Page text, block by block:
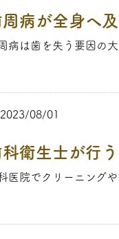
周病が全身へ
病は歯を失う要因の
2023/08/01
科衛生士が行
医院でクリーニング